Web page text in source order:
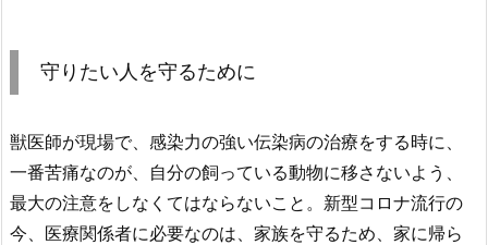
守りたい人を守るために
獣医師が現場で、感染力の強い伝染病の治療をする時に、
一番苦痛なのが、自分の飼っている動物に移さないよう、
最大の注意をしなくてはならないこと。新型コロナ流行の
今、医療関係者に必要なのは、家族を守るため、家に帰ら